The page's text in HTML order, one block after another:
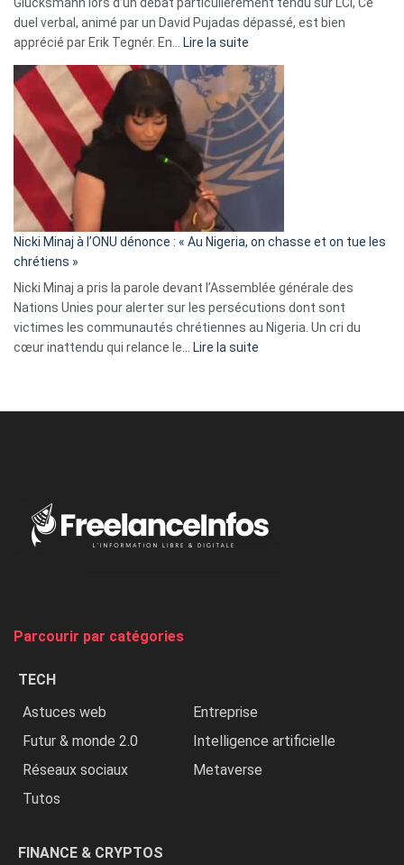
»
duel verbal, animé par un David Pujadas dépassé, est bien
apprécié par Erik Tegnér. En…
Lire la suite
Tegnér
exulte
« Zemmour
a
tout
parle
ses
tripes »
Nicki Minaj à l’ONU dénonce : « Au Nigeria, on chasse et on tue les
chrétiens »
Nicki Minaj a pris la parole devant l’Assemblée générale des
Nations Unies pour alerter sur les persécutions dont sont
victimes les communautés chrétiennes au Nigeria. Un cri du
cœur inattendu qui relance le…
Lire la suite
Nigeria,
Parcourir par catégories
TECH
Astuces web
Entreprise
Futur & monde 2.0
Intelligence artificielle
Réseaux sociaux
Metaverse
Tutos
FINANCE & CRYPTOS